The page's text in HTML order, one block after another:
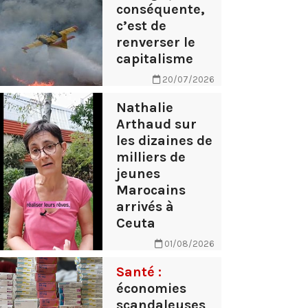
conséquente,
c’est de
renverser le
capitalisme
20/07/2026
Nathalie
Arthaud sur
les dizaines de
milliers de
jeunes
Marocains
arrivés à
Ceuta
01/08/2026
Santé :
économies
scandaleuses